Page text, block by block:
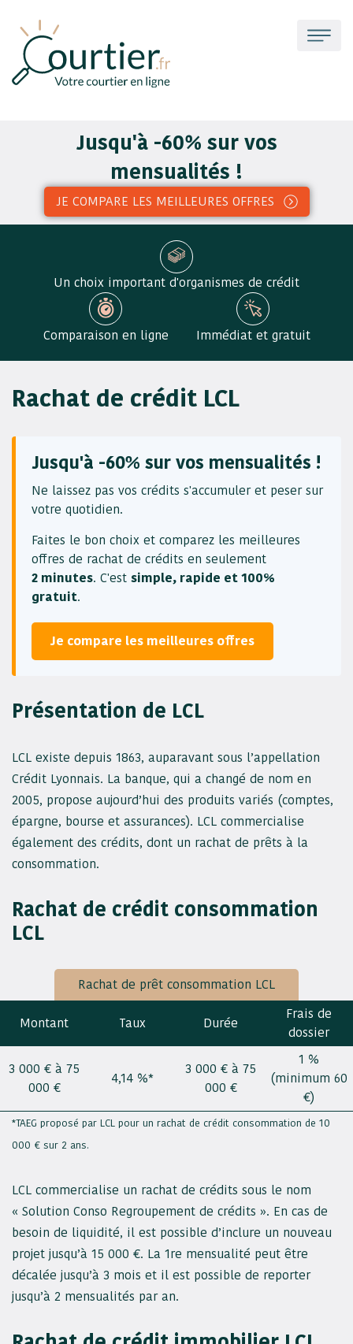
Jusqu'à -60% sur vos
mensualités !
JE COMPARE LES MEILLEURES OFFRES
Un choix important d'organismes de crédit
Comparaison en ligne Immédiat et gratuit
Rachat de crédit LCL
Jusqu'à -60% sur vos mensualités !
Ne laissez pas vos crédits s'accumuler et peser sur
votre quotidien.
Faites le bon choix et comparez les meilleures
offres de rachat de crédits en seulement
2 minutes. C'est simple, rapide et 100%
gratuit.
Je compare les meilleures offres
Présentation de LCL
LCL existe depuis 1863, auparavant sous l’appellation
Crédit Lyonnais. La banque, qui a changé de nom en
2005, propose aujourd’hui des produits variés (comptes,
épargne, bourse et assurances). LCL commercialise
également des crédits, dont un rachat de prêts à la
consommation.
Rachat de crédit consommation
LCL
Rachat de prêt consommation LCL
Montant Taux Durée
Frais de
dossier
3 000 € à 75
000 €
4,14 %*
3 000 € à 75
000 €
1 %
(minimum 60
€)
*TAEG proposé par LCL pour un rachat de crédit consommation de 10
000 € sur 2 ans.
LCL commercialise un rachat de crédits sous le nom
« Solution Conso Regroupement de crédits ». En cas de
besoin de liquidité, il est possible d’inclure un nouveau
projet jusqu’à 15 000 €. La 1re mensualité peut être
décalée jusqu’à 3 mois et il est possible de reporter
jusqu’à 2 mensualités par an.